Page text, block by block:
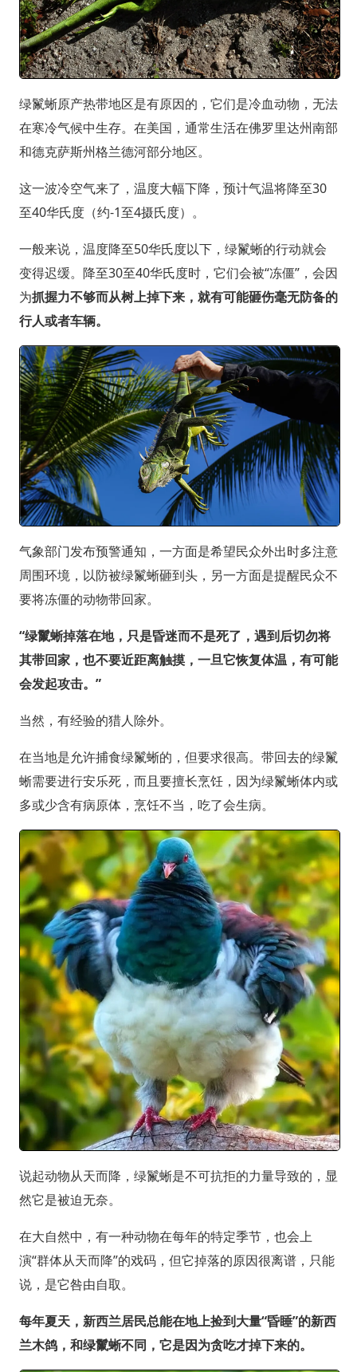
绿鬣蜥原产热带地区是有原因的，它们是冷血动物，无法
在寒冷气候中生存。在美国，通常生活在佛罗里达州南部
和德克萨斯州格兰德河部分地区。
这一波冷空气来了，温度大幅下降，预计气温将降至30
至40华氏度（约-1至4摄氏度）。
一般来说，温度降至50华氏度以下，绿鬣蜥的行动就会
变得迟缓。降至30至40华氏度时，它们会被“冻僵”，会因
为抓握力不够而从树上掉下来，就有可能砸伤毫无防备的
行人或者车辆。
气象部门发布预警通知，一方面是希望民众外出时多注意
周围环境，以防被绿鬣蜥砸到头，另一方面是提醒民众不
要将冻僵的动物带回家。
“绿鬣蜥掉落在地，只是昏迷而不是死了，遇到后切勿将
其带回家，也不要近距离触摸，一旦它恢复体温，有可能
会发起攻击。”
当然，有经验的猎人除外。
在当地是允许捕食绿鬣蜥的，但要求很高。带回去的绿鬣
蜥需要进行安乐死，而且要擅长烹饪，因为绿鬣蜥体内或
多或少含有病原体，烹饪不当，吃了会生病。
说起动物从天而降，绿鬣蜥是不可抗拒的力量导致的，显
然它是被迫无奈。
在大自然中，有一种动物在每年的特定季节，也会上
演“群体从天而降”的戏码，但它掉落的原因很离谱，只能
说，是它咎由自取。
每年夏天，新西兰居民总能在地上捡到大量“昏睡”的新西
兰木鸽，和绿鬣蜥不同，它是因为贪吃才掉下来的。